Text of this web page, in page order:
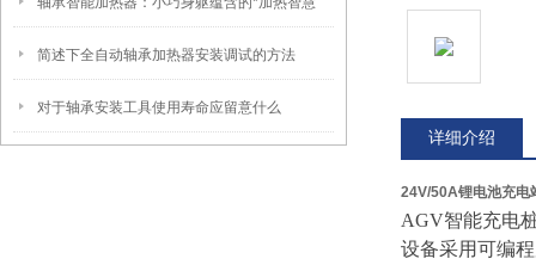
简述下全自动轴承加热器安装调试的方法
对于轴承安装工具使用寿命应留意什么
详细介绍
24V/50A锂电池充电
AGV智能充电
设备采用可编